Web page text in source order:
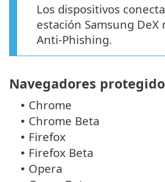
Los dispositivos
estación Samsung DeX
Anti-Phishing.
Navegadores
• Chrome
• Chrome Beta
• Firefox
• Firefox Beta
• Opera